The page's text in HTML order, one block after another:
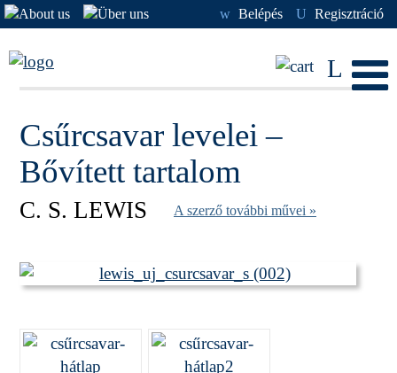
w Belépés U Regisztráció
L
Csűrcsavar levelei –
Bővített tartalom
C. S. LEWIS A szerző további művei »